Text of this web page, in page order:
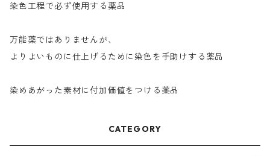
染色工程で必ず使用する薬品
万能薬ではありませんが、
よりよいものに仕上げるために染色を手助けする薬品
染めあがった素材に付加価値をつける薬品
CATEGORY